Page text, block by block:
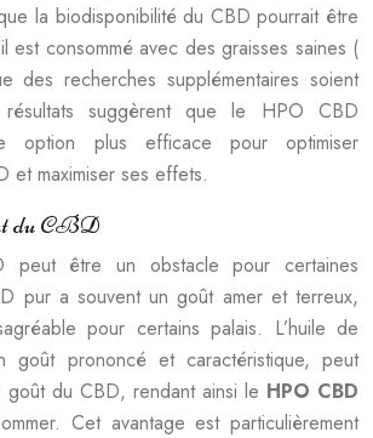
la biodisponibilité du CBD pourrait être
est consommé avec des graisses saines (
des recherches supplémentaires soient
résultats suggèrent que le HPO CBD
option plus efficace pour optimiser
et maximiser ses effets.
du CBD
être un obstacle pour certaines
pur a souvent un goût amer et terreux,
pour certains palais. L’huile de
goût prononcé et caractéristique, peut
goût du CBD, rendant ainsi le HPO CBD
Cet avantage est particulièrement